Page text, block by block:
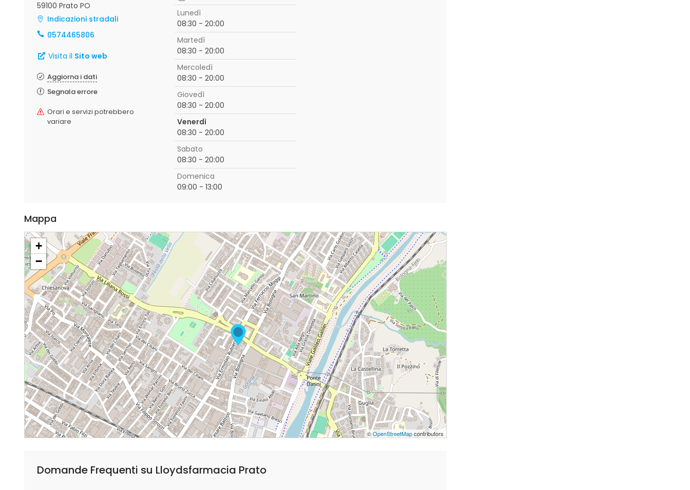
59100 Prato PO
Indicazioni stradali
0574465806
Visita il Sito web
Aggiorna i dati
Segnala errore
Orari e servizi potrebbero
variare
Lunedì
08:30 - 20:00
Martedì
08:30 - 20:00
Mercoledì
08:30 - 20:00
Giovedì
08:30 - 20:00
Venerdì
08:30 - 20:00
Sabato
08:30 - 20:00
Domenica
09:00 - 13:00
Mappa
+
−
©OpenStreetMapcontributors
Domande Frequenti su Lloydsfarmacia Prato